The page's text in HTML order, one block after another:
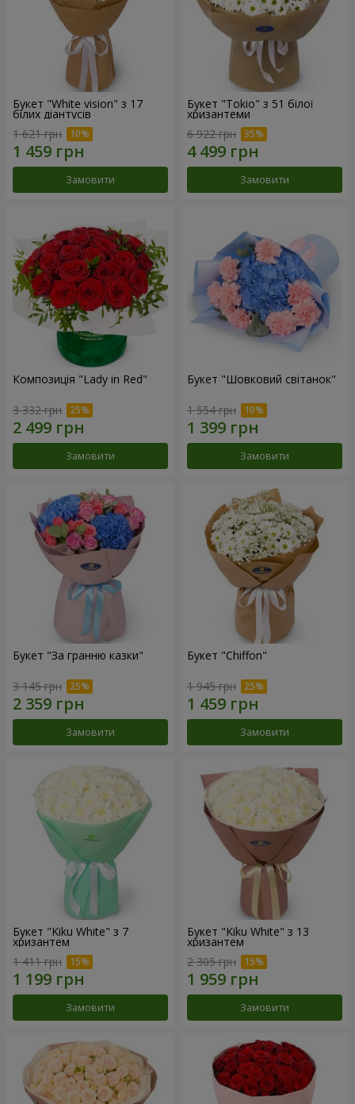
Букет "White vision" з 17
білих діантусів
1 621 грн
Замовити
Букет "Tokio" з 51 білої
хризантеми
6 922 грн
Замовити
Композиція "Lady in Red"
3 332 грн
Замовити
Букет "Шовковий світанок"
1 554 грн
Замовити
Букет "За гранню казки"
3 145 грн
Замовити
Букет "Chiffon"
1 945 грн
Замовити
Букет "Kiku White" з 7
хризантем
1 411 грн
Замовити
Букет "Kiku White" з 13
хризантем
2 305 грн
Замовити